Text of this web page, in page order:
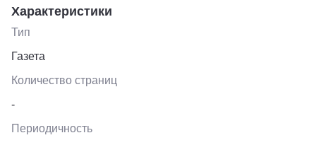
Характеристики
Тип
Газета
Количество страниц
-
Периодичность